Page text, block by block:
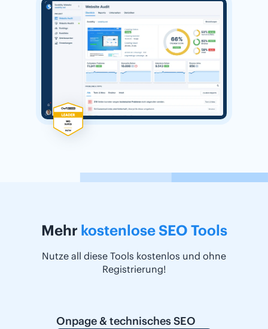
Mehr kostenlose SEO Tools
Nutze all diese Tools kostenlos und ohne
Registrierung!
Onpage & technisches SEO